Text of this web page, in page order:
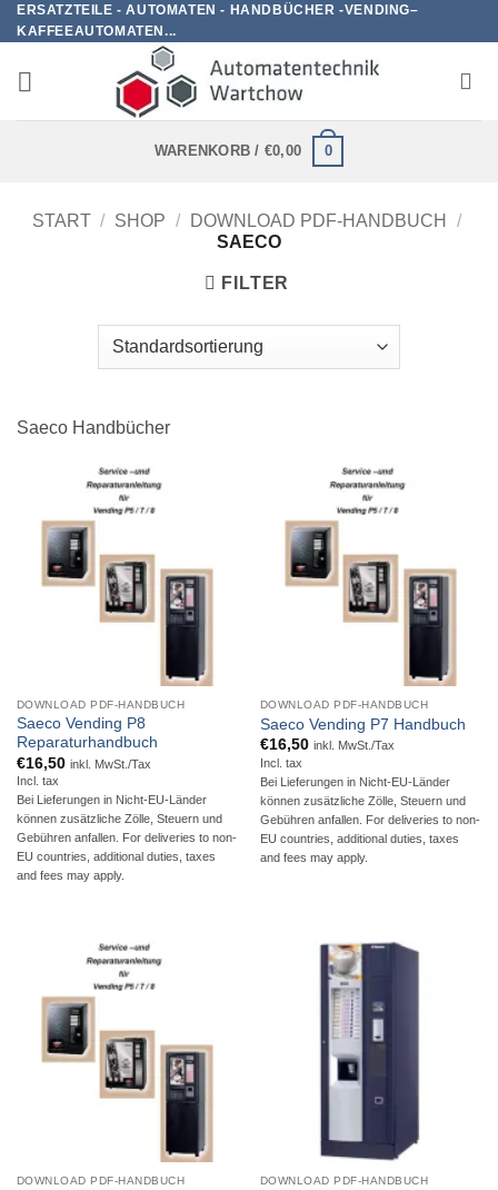
Zum
Inhalt
springen
ERSATZTEILE - AUTOMATEN - HANDBÜCHER -VENDING–
KAFFEEAUTOMATEN...
WARENKORB / €0,00 0
START / SHOP / DOWNLOAD PDF-HANDBUCH
/
SAECO
FILTER
Saeco Handbücher
DOWNLOAD PDF-HANDBUCH
Saeco Vending P8
Reparaturhandbuch
€16,50 inkl. MwSt./Tax
Incl. tax
Bei Lieferungen in Nicht-EU-Länder
können zusätzliche Zölle, Steuern und
Gebühren anfallen. For deliveries to non-
EU countries, additional duties, taxes
and fees may apply.
DOWNLOAD PDF-HANDBUCH
Saeco Vending P7 Handbuch
€16,50 inkl. MwSt./Tax
Incl. tax
Bei Lieferungen in Nicht-EU-Länder
können zusätzliche Zölle, Steuern und
Gebühren anfallen. For deliveries to non-
EU countries, additional duties, taxes
and fees may apply.
DOWNLOAD PDF-HANDBUCH DOWNLOAD PDF-HANDBUCH